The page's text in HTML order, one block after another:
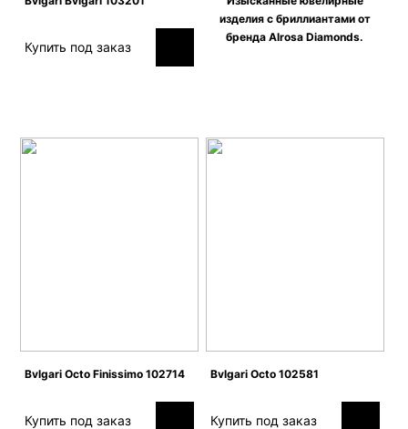
Купить под заказ
изделия c бриллиантами от
бренда Alrosa Diamonds.
Bvlgari Octo Finissimo 102714
Купить под заказ
Bvlgari Octo 102581
Купить под заказ